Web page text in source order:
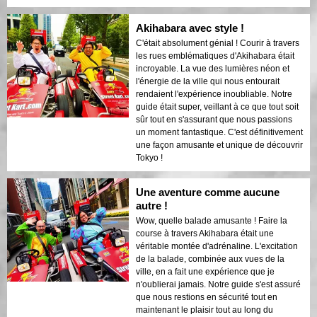
Akihabara avec style !
C'était absolument génial ! Courir à travers
les rues emblématiques d'Akihabara était
incroyable. La vue des lumières néon et
l'énergie de la ville qui nous entourait
rendaient l'expérience inoubliable. Notre
guide était super, veillant à ce que tout soit
sûr tout en s'assurant que nous passions
un moment fantastique. C'est définitivement
une façon amusante et unique de découvrir
Tokyo !
Une aventure comme aucune
autre !
Wow, quelle balade amusante ! Faire la
course à travers Akihabara était une
véritable montée d'adrénaline. L'excitation
de la balade, combinée aux vues de la
ville, en a fait une expérience que je
n'oublierai jamais. Notre guide s'est assuré
que nous restions en sécurité tout en
maintenant le plaisir tout au long du